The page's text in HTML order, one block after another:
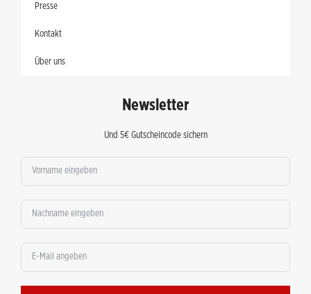
Presse
Kontakt
Über uns
Newsletter
Und 5€ Gutscheincode sichern